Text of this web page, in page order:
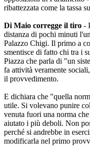
ribattezzata come la tassa
Di Maio corregge il tiro -
distanza di pochi minuti
Palazzo Chigi. Il primo a
smentisce di fatto chi tra i
Piazza che parla di "un
fa attività veramente
il provvedimento.
E dichiara che "quella
utile. Si volevano punire
venuta fuori una norma
aiutato i più deboli. Non
perché si andrebbe in
modificarla nel primo